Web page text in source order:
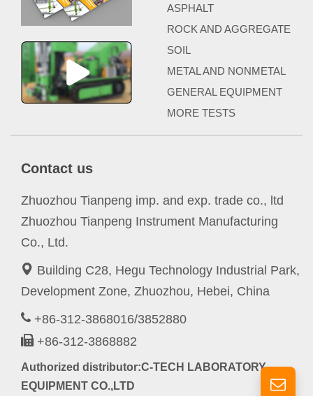
ASPHALT
ROCK AND AGGREGATE
SOIL
METAL AND NONMETAL
GENERAL EQUIPMENT
MORE TESTS
Contact us
Zhuozhou Tianpeng imp. and exp. trade co., ltd
Zhuozhou Tianpeng Instrument Manufacturing
Co., Ltd.
Building C28, Hegu Technology Industrial Park,
Development Zone, Zhuozhou, Hebei, China
+86-312-3868016/3852880
+86-312-3868882
Authorized distributor:C-TECH LABORATORY
EQUIPMENT CO.,LTD